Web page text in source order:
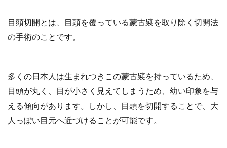
目頭切開とは、目頭を覆っている蒙古襞を取り除く切開法
の手術のことです。
多くの日本人は生まれつきこの蒙古襞を持っているため、
目頭が丸く、目が小さく見えてしまうため、幼い印象を与
える傾向があります。しかし、目頭を切開することで、大
人っぽい目元へ近づけることが可能です。